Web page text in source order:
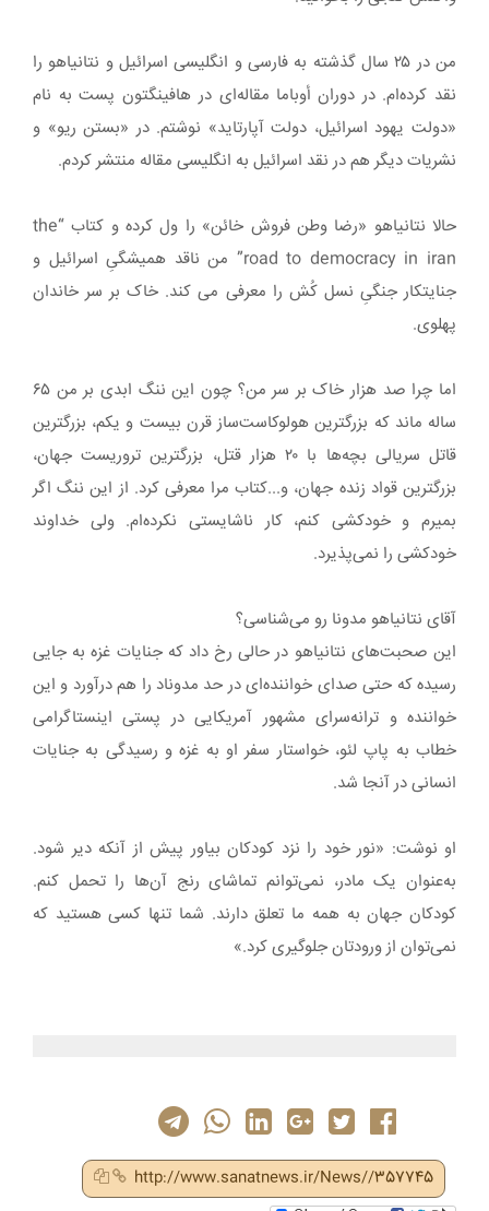
من در ۲۵ سال گذشته به فارسی و انگلیسی اسرائیل و نتانیاهو را
نقد کرده‌ام. در دوران أوباما مقاله‌ای در هافینگتون پست به نام
«دولت یهود اسرائیل، دولت آپارتاید» نوشتم. در «بستن ریو» و
نشریات دیگر هم در نقد اسرائیل به انگلیسی مقاله منتشر کردم.
حالا نتانیاهو «رضا وطن فروش خائن» را ول کرده و کتاب “the
road to democracy in iran” من ناقد همیشگیِ اسرائیل و
جنایتکار جنگیِ نسل کُش را معرفی می کند. خاک بر سر خاندان
پهلوی.
اما چرا صد هزار خاک بر سر من؟ چون این ننگ ابدی بر من ۶۵
ساله ماند که بزرگترین هولوکاست‌ساز قرن بیست و یکم، بزرگترین
قاتل سریالی بچه‌ها با ۲۰ هزار قتل، بزرگترین تروریست جهان،
بزرگترین قواد زنده جهان، و...کتاب مرا معرفی کرد. از این ننگ اگر
بمیرم و خودکشی کنم، کار ناشایستی نکرده‌ام. ولی خداوند
خودکشی را نمی‌پذیرد.
آقای نتانیاهو مدونا رو می‌شناسی؟
این صحبت‌های نتانیاهو در حالی رخ داد که جنایات غزه به جایی
رسیده که حتی صدای خواننده‌ای در حد مدوناد را هم درآورد و این
خواننده و ترانه‌سرای مشهور آمریکایی در پستی اینستاگرامی
خطاب به پاپ لئو، خواستار سفر او به غزه و رسیدگی به جنایات
انسانی در آنجا شد.
او نوشت: «نور خود را نزد کودکان بیاور پیش از آنکه دیر شود.
به‌عنوان یک مادر، نمی‌توانم تماشای رنج آن‌ها را تحمل کنم.
کودکان جهان به همه ما تعلق دارند. شما تنها کسی هستید که
نمی‌توان از ورودتان جلوگیری کرد.»
http://www.sanatnews.ir/News//357745